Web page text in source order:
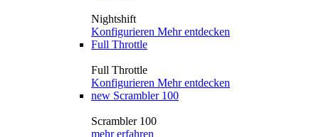
Nightshift
Konfigurieren Mehr entdecken
Full Throttle
Full Throttle
Konfigurieren Mehr entdecken
new Scrambler 100
Scrambler 100
mehr erfahren